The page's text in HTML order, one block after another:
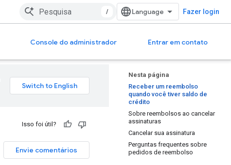
/ Fazer login
Console do administrador Entrar em contato
Nesta página
Receber um reembolso
quando você tiver saldo de
crédito
Sobre reembolsos ao cancelar
assinaturas
Cancelar sua assinatura
Perguntas frequentes sobre
pedidos de reembolso
Isso foi útil?
Envie comentários